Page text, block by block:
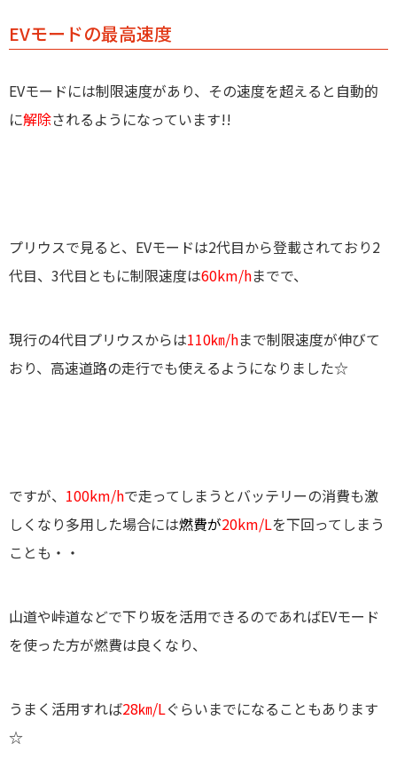
EVモードの最高速度
EVモードには制限速度があり、その速度を超えると自動的
に解除されるようになっています!!
プリウスで見ると、EVモードは2代目から登載されており2
代目、3代目ともに制限速度は60km/hまでで、
現行の4代目プリウスからは110㎞/hまで制限速度が伸びて
おり、高速道路の走行でも使えるようになりました☆
ですが、 100km/hで走ってしまうとバッテリーの消費も激
しくなり多用した場合には燃費が20km/Lを下回ってしまう
ことも・・
山道や峠道などで下り坂を活用できるのであればEVモード
を使った方が燃費は良くなり、
うまく活用すれば28㎞/Lぐらいまでになることもあります
☆